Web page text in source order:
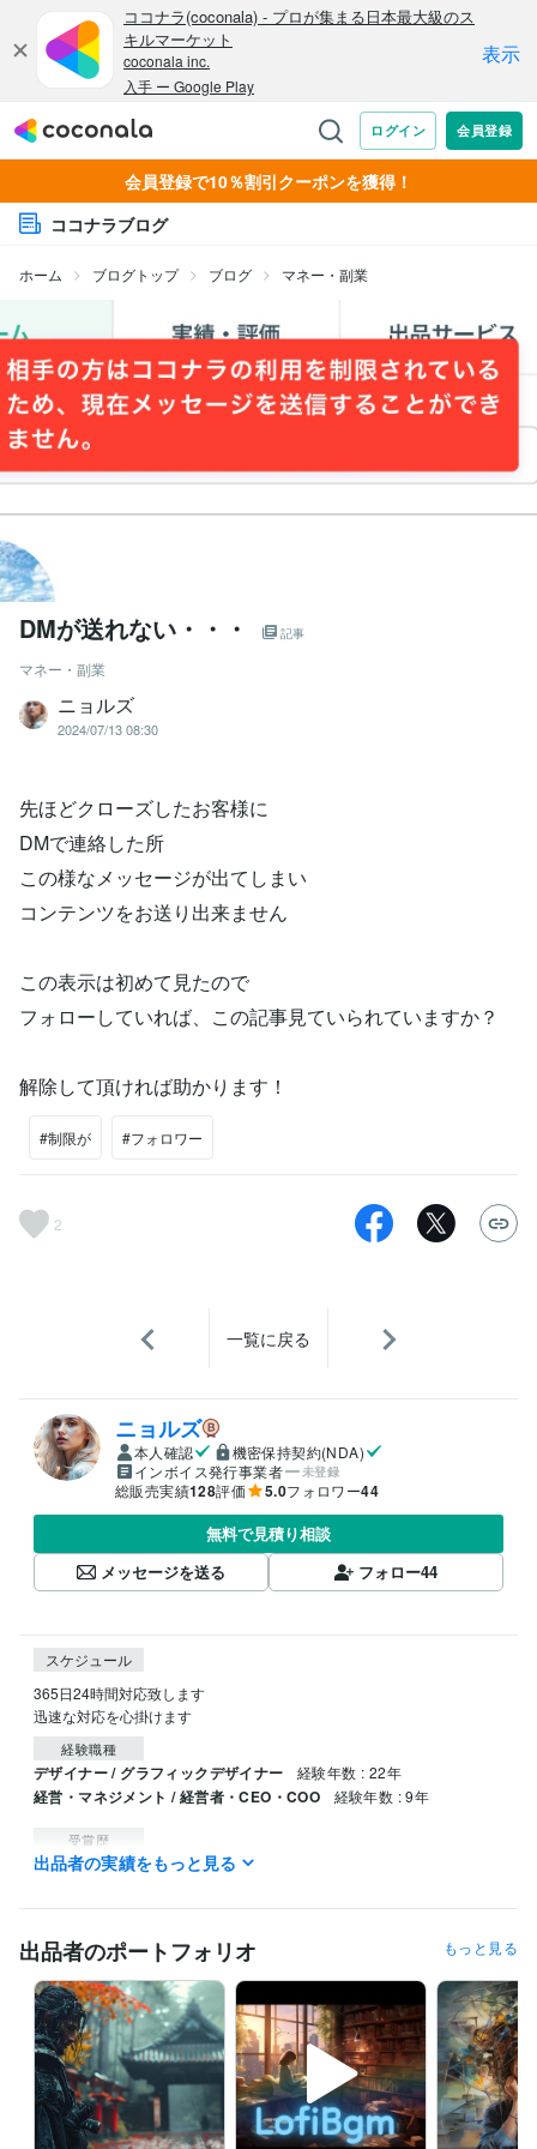
会員登録で10％割引クーポンを獲得！
ココナラブログ
ホーム ブログトップ ブログ マネー・副業
DMが送れない・・・ 記事
マネー・副業
ニョルズ
2024/07/13 08:30
先ほどクローズしたお客様に
DMで連絡した所
この様なメッセージが出てしまい
コンテンツをお送り出来ません
この表示は初めて見たので
フォローしていれば、この記事見ていられていますか？
解除して頂ければ助かります！
#制限が #フォロワー
2
一覧に戻る
ニョルズ
本人確認
機密保持契約(NDA)
インボイス発行事業者
未登録
総販売実績128評価 5.0フォロワー44
無料で見積り相談
メッセージを送る
フォロー44
スケジュール
365日24時間対応致します
迅速な対応を心掛けます
経験職種
デザイナー / グラフィックデザイナー 経験年数 : 22年
経営・マネジメント / 経営者・CEO・COO 経験年数 : 9年
受賞歴
ココナラ初出品 ココナラ初販売
資産運用・副業の相談 アフィリエイト・副業・コンテンツ・SNS
SNS 副業 Webデザイン アフィリエイト ビジネス 占い AI
デザイン制作 グラフィック/グラフィックデザイナー
デザイン グラフィック
出品者の実績をもっと見る
出品者のポートフォリオ もっと見る